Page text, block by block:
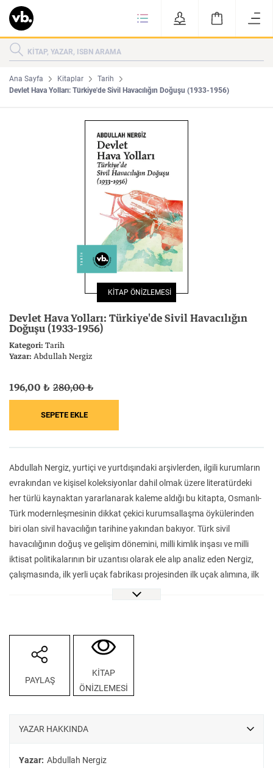
KATEGORİLER
Edebiyat
KİTAPLAR
ÇOK SATANLAR
HAKKIMIZDA
GİZLİLİK POLİTİKASI
BİZE ULAŞIN
YAZAR BAŞVURUSU
Ana Sayfa Kitaplar
Tarih
Devlet Hava Yolları: Türkiye'de Sivil Havacılığın Doğuşu (1933-1956)
KİTAP ÖNİZLEMESİ
Devlet Hava Yolları: Türkiye'de Sivil Havacılığın
Doğuşu (1933-1956)
Kategori:Tarih
Yazar:Abdullah Nergiz
Abdullah Nergiz, yurtiçi ve yurtdışındaki arşivlerden, ilgili kurumların
evrakından ve kişisel koleksiyonlar dahil olmak üzere literatürdeki
her türlü kaynaktan yararlanarak kaleme aldığı bu kitapta, Osmanlı-
Türk modernleşmesinin dikkat çekici kurumsallaşma öykülerinden
biri olan sivil havacılığın tarihine yakından bakıyor. Türk sivil
havacılığının doğuş ve gelişim dönemini, milli kimlik inşası ve milli
iktisat politikalarının bir uzantısı olarak ele alıp analiz eden Nergiz,
çalışmasında, ilk yerli uçak fabrikası projesinden ilk uçak alımına, ilk
havalimanı tesisinden ilk uçuş deneyimine kadar pek çok ilgi çekici
uluslararası siyasi arenada İngiliz, Alman ve Amerikan sanayii ile
Türk havacılığı arasındaki ilişkilere de yer vererek okurlarına çok
geniş bir perspektif sunuyor.
196,00 ₺ 280,00 ₺
PAYLAŞ
KİTAP
ÖNİZLEMESİ
YAZAR HAKKINDA
Yazar: Abdullah Nergiz